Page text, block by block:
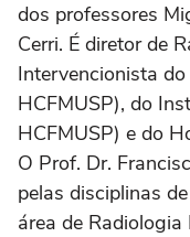
dos professores
Cerri. É diretor de
Intervencionista
HCFMUSP), do
HCFMUSP) e do
O Prof. Dr.
pelas disciplinas
área de